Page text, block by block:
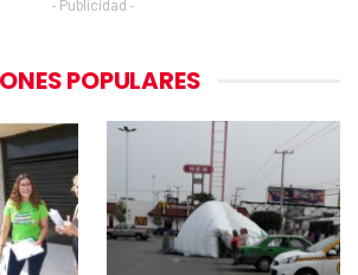
- Publicidad -
POPULARES